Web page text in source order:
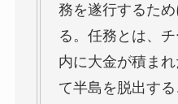
務を遂行するた
る。任務とは、
内に大金が積ま
て半島を脱出す